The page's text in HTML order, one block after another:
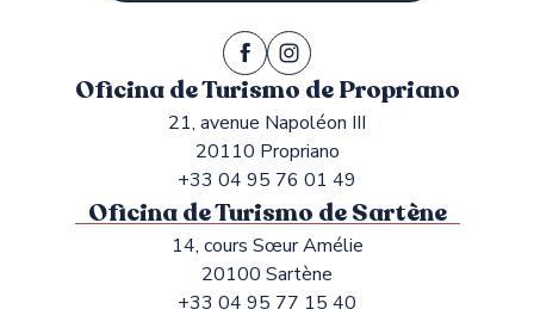
Oficina de Turismo de Propriano
21, avenue Napoléon III
20110 Propriano
+33 04 95 76 01 49
Oficina de Turismo de Sartène
14, cours Sœur Amélie
20100 Sartène
+33 04 95 77 15 40